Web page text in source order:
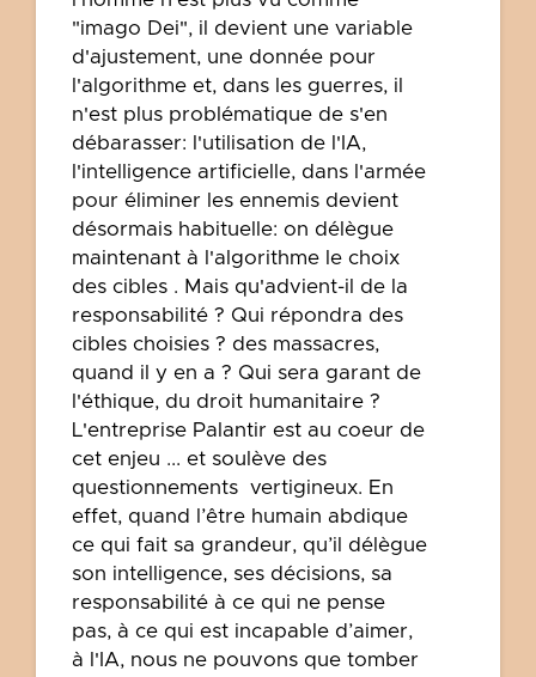
"imago Dei", il devient une variable
d'ajustement, une donnée pour
l'algorithme et, dans les guerres, il
n'est plus problématique de s'en
débarasser: l'utilisation de l'IA,
l'intelligence artificielle, dans l'armée
pour éliminer les ennemis devient
désormais habituelle: on délègue
maintenant à l'algorithme le choix
des cibles . Mais qu'advient-il de la
responsabilité ? Qui répondra des
cibles choisies ? des massacres,
quand il y en a ? Qui sera garant de
l'éthique, du droit humanitaire ?
L'entreprise Palantir est au coeur de
cet enjeu ... et soulève des
questionnements vertigineux. En
effet, quand l’être humain abdique
ce qui fait sa grandeur, qu’il délègue
son intelligence, ses décisions, sa
responsabilité à ce qui ne pense
pas, à ce qui est incapable d’aimer,
à l'IA, nous ne pouvons que tomber